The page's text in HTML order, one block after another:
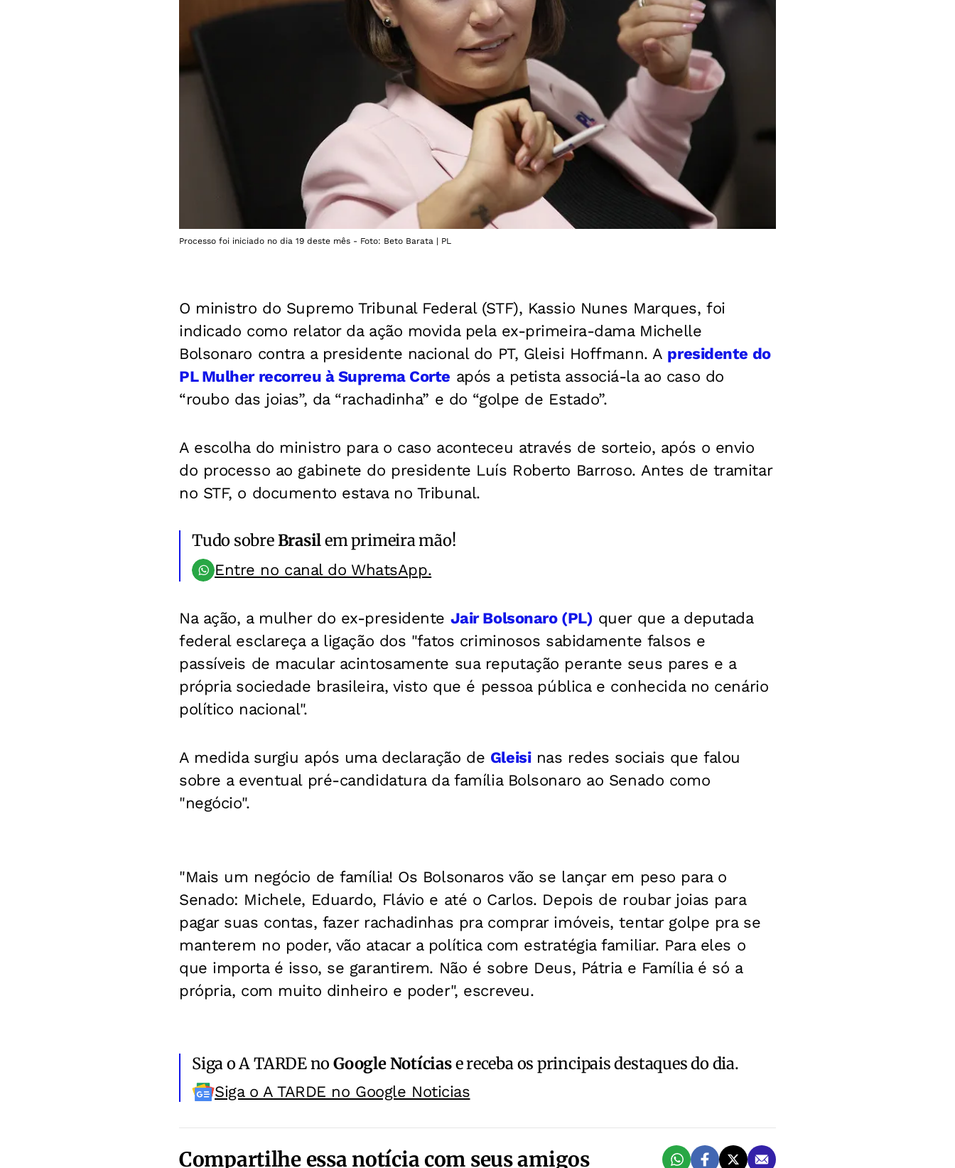
Processo foi iniciado no dia 19 deste mês - Foto: Beto Barata | PL
O ministro do Supremo Tribunal Federal (STF), Kassio Nunes Marques, foi
indicado como relator da ação movida pela ex-primeira-dama Michelle
Bolsonaro contra a presidente nacional do PT, Gleisi Hoffmann. A presidente do
PL Mulher recorreu à Suprema Corte após a petista associá-la ao caso do
“roubo das joias”, da “rachadinha” e do “golpe de Estado”.
A escolha do ministro para o caso aconteceu através de sorteio, após o envio
do processo ao gabinete do presidente Luís Roberto Barroso. Antes de tramitar
no STF, o documento estava no Tribunal.
Tudo sobreBrasilem primeira mão!
Entre no canal do WhatsApp.
Na ação, a mulher do ex-presidente Jair Bolsonaro (PL) quer que a deputada
federal esclareça a ligação dos "fatos criminosos sabidamente falsos e
passíveis de macular acintosamente sua reputação perante seus pares e a
própria sociedade brasileira, visto que é pessoa pública e conhecida no cenário
político nacional".
A medida surgiu após uma declaração de Gleisinas redes sociais que falou
sobre a eventual pré-candidatura da família Bolsonaro ao Senado como
"negócio".
"Mais um negócio de família! Os Bolsonaros vão se lançar em peso para o
Senado: Michele, Eduardo, Flávio e até o Carlos. Depois de roubar joias para
pagar suas contas, fazer rachadinhas pra comprar imóveis, tentar golpe pra se
manterem no poder, vão atacar a política com estratégia familiar. Para eles o
que importa é isso, se garantirem. Não é sobre Deus, Pátria e Família é só a
própria, com muito dinheiro e poder", escreveu.
Siga o A TARDE noGoogle Notíciase receba os principais destaques do dia.
Siga o A TARDE no Google Noticias
Compartilhe essa notícia com seus amigos